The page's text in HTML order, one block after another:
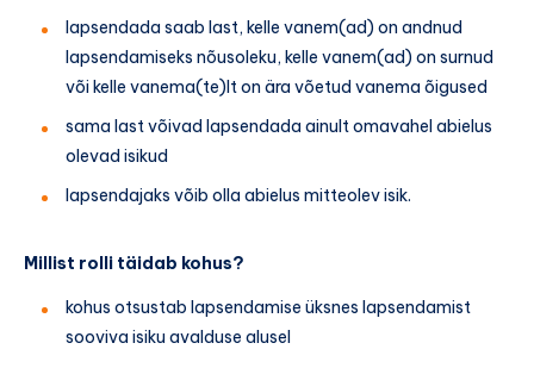
lapsendada saab last, kelle vanem(ad) on andnud
lapsendamiseks nõusoleku, kelle vanem(ad) on surnud
või kelle vanema(te)lt on ära võetud vanema õigused
sama last võivad lapsendada ainult omavahel abielus
olevad isikud
lapsendajaks võib olla abielus mitteolev isik.
Millist rolli täidab kohus?
kohus otsustab lapsendamise üksnes lapsendamist
sooviva isiku avalduse alusel